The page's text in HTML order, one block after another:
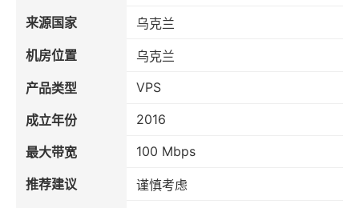
来源国家
乌克兰
机房位置
乌克兰
产品类型
VPS
成立年份 2016
最大带宽 100 Mbps
推荐建议
谨慎考虑